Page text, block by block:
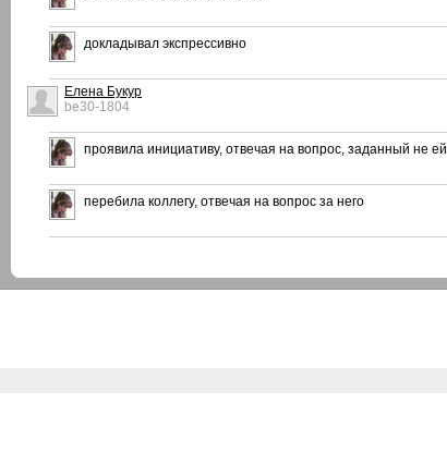
докладывал экспрессивно
Елена Букур
be30-1804
проявила инициативу, отвечая на вопрос, заданный не ей
перебила коллегу, отвечая на вопрос за него